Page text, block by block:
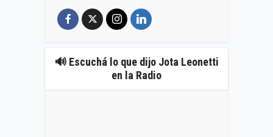
🔊 Escuchá lo que dijo Jota Leonetti
en la Radio